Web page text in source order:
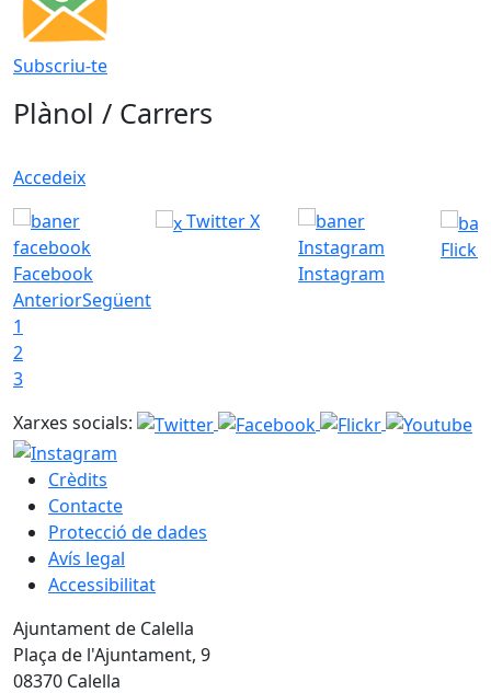
Subscriu-te
Plànol / Carrers
Accedeix
Facebook
Twitter X
Instagram
Flickr
AnteriorSegüent
1
2
3
Xarxes socials:
Crèdits
Contacte
Protecció de dades
Avís legal
Accessibilitat
Ajuntament de Calella
Plaça de l'Ajuntament, 9
08370 Calella